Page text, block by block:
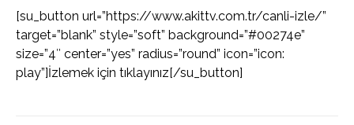
[su_button url=”https://www.akittv.com.tr/canli-izle/”
target=”blank” style=”soft” background=”#00274e”
size=”4″ center=”yes” radius=”round” icon=”icon:
play”]İzlemek için tıklayınız[/su_button]